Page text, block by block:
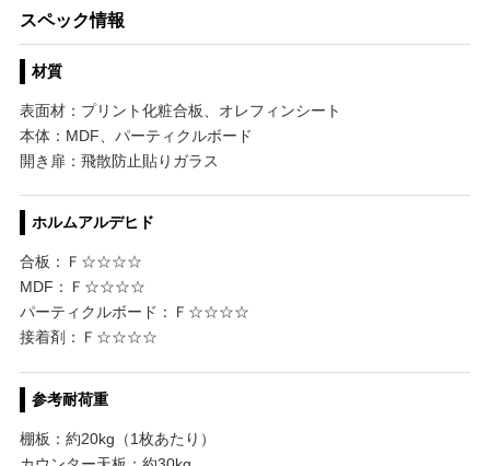
スペック情報
材質
表面材：プリント化粧合板、オレフィンシート
本体：MDF、パーティクルボード
開き扉：飛散防止貼りガラス
ホルムアルデヒド
合板：Ｆ☆☆☆☆
MDF：Ｆ☆☆☆☆
パーティクルボード：Ｆ☆☆☆☆
接着剤：Ｆ☆☆☆☆
参考耐荷重
棚板：約20kg（1枚あたり）